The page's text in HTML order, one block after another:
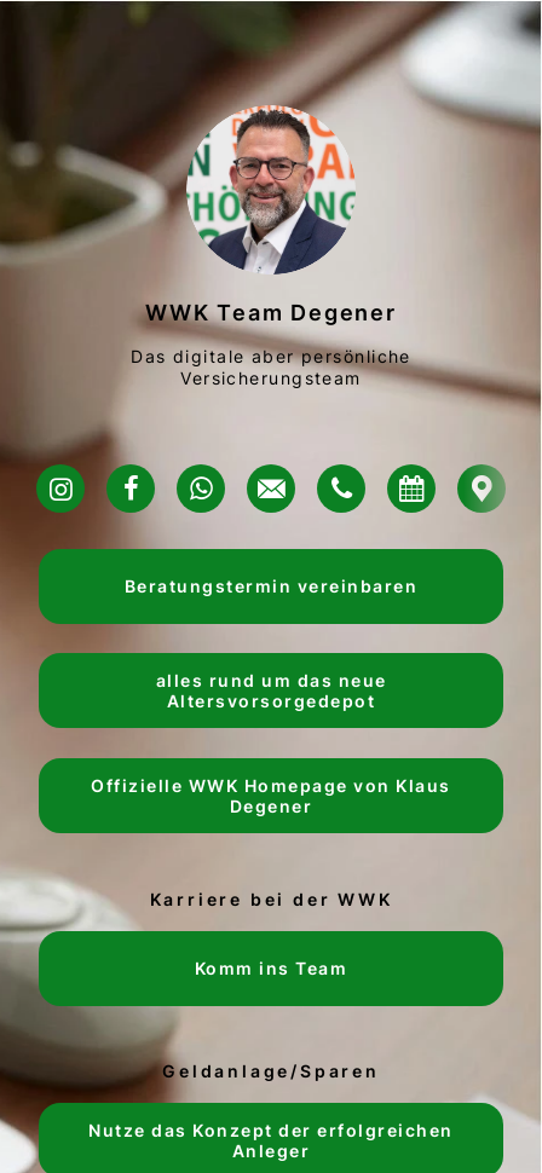
WWK Team Degener
Das digitale aber persönliche
Versicherungsteam
Beratungstermin vereinbaren
alles rund um das neue
Altersvorsorgedepot
Offizielle WWK Homepage von Klaus
Degener
Karriere bei der WWK
Komm ins Team
Geldanlage/Sparen
Nutze das Konzept der erfolgreichen
Anleger